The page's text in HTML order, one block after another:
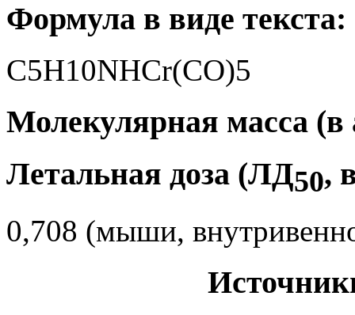
Формула в виде текста:
C5H10NHCr(CO)5
Молекулярная масса (в
Летальная доза (ЛД50,
0,708 (мыши,